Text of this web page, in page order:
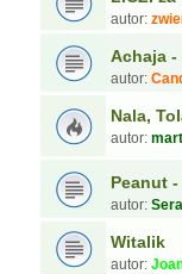
autor:
Achaja -
autor:
Nala,
autor:
Peanut
autor:
Witalik
autor: